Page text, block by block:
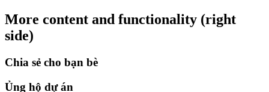
More content and functionality (right
side)
Chia sẻ cho bạn bè
Ủng hộ dự án